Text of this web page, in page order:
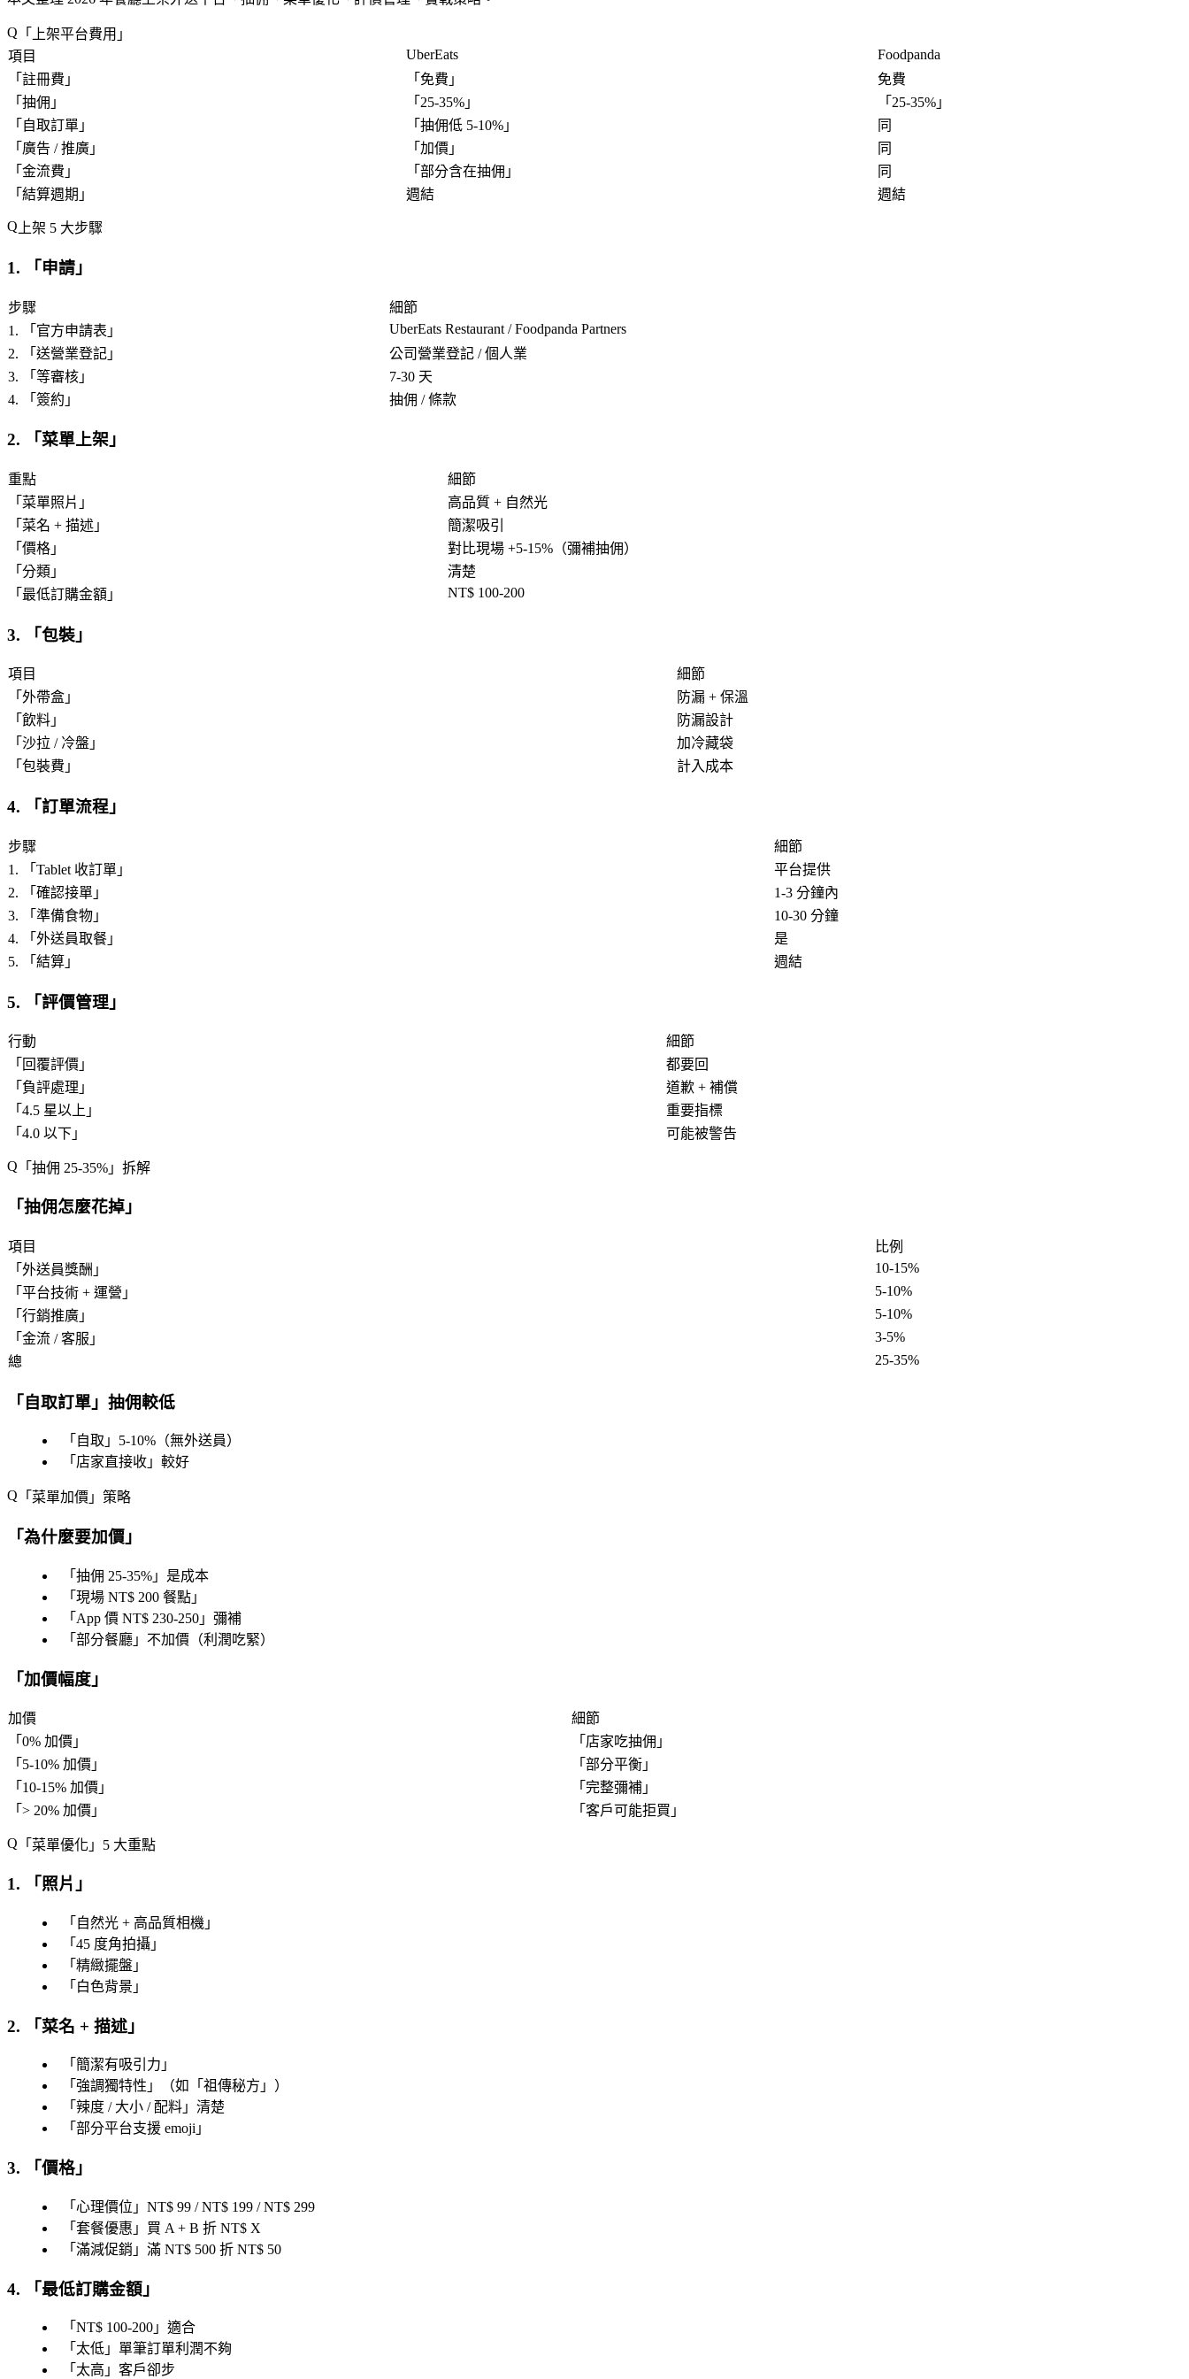
「 上架平台費用 」
項目
UberEats
Foodpanda
「 註冊費 」 「 免費 」
免費
「 抽佣 」 「 25-35% 」 「 25-35% 」
「 自取訂單 」 「 抽佣低 5-10% 」
同
「 廣告 / 推廣 」 「 加價 」
同
「 金流費 」 「 部分含在抽佣 」
同
「 結算週期 」 週結 週結
上架 5 大步驟
1. 「申請 」
步驟
細節
1. 「 官方申請表 」
UberEats Restaurant / Foodpanda Partners
2. 「 送營業登記 」
公司營業登記 / 個人業
3. 「 等審核 」
7-30 天
4. 「 簽約 」 抽佣 / 條款
2. 「菜單上架 」
重點
細節
「 菜單照片 」
高品質 + 自然光
「 菜名 + 描述 」
簡潔吸引
「 價格 」
對比現場 +5-15%（彌補抽佣）
「 分類 」
清楚
「 最低訂購金額 」 NT$ 100-200
3. 「包裝 」
項目
細節
「 外帶盒 」
防漏 + 保溫
「 飲料 」
防漏設計
「 沙拉 / 冷盤 」
加冷藏袋
「 包裝費 」 計入成本
4. 「訂單流程 」
步驟
細節
1. 「 Tablet 收訂單 」
平台提供
2. 「 確認接單 」
1-3 分鐘內
3. 「 準備食物 」
10-30 分鐘
4. 「 外送員取餐 」
是
5. 「 結算 」 週結
5. 「評價管理 」
行動
細節
「 回覆評價 」
都要回
「 負評處理 」
道歉 + 補償
「 4.5 星以上 」
重要指標
「 4.0 以下 」 可能被警告
「 抽佣 25-35% 」拆解
「抽佣怎麼花掉 」
項目
比例
「 外送員獎酬 」
10-15%
「 平台技術 + 運營 」
5-10%
「 行銷推廣 」
5-10%
「 金流 / 客服 」
3-5%
總
25-35%
「自取訂單 」抽佣較低
「 自取 」5-10%（無外送員）
「 店家直接收 」較好
「 菜單加價 」策略
「為什麼要加價 」
「 抽佣 25-35% 」是成本
「 現場 NT$ 200 餐點 」
「 App 價 NT$ 230-250 」彌補
「 部分餐廳 」不加價（利潤吃緊）
「加價幅度 」
加價
細節
「 0% 加價 」 「 店家吃抽佣 」
「 5-10% 加價 」 「 部分平衡 」
「 10-15% 加價 」 「 完整彌補 」
「 > 20% 加價 」 「 客戶可能拒買 」
「 菜單優化 」5 大重點
1. 「 照片 」
「 自然光 + 高品質相機 」
「 45 度角拍攝 」
「 精緻擺盤 」
「 白色背景 」
2. 「菜名 + 描述 」
「 簡潔有吸引力 」
「 強調獨特性 」（如「 祖傳秘方 」）
「 辣度 / 大小 / 配料 」清楚
「 部分平台支援 emoji 」
3. 「價格」
「 心理價位 」NT$ 99 / NT$ 199 / NT$ 299
「 套餐優惠 」買 A + B 折 NT$ X
「 滿減促銷 」滿 NT$ 500 折 NT$ 50
4. 「最低訂購金額 」
「 NT$ 100-200 」適合
「 太低 」單筆訂單利潤不夠
「 太高 」客戶卻步